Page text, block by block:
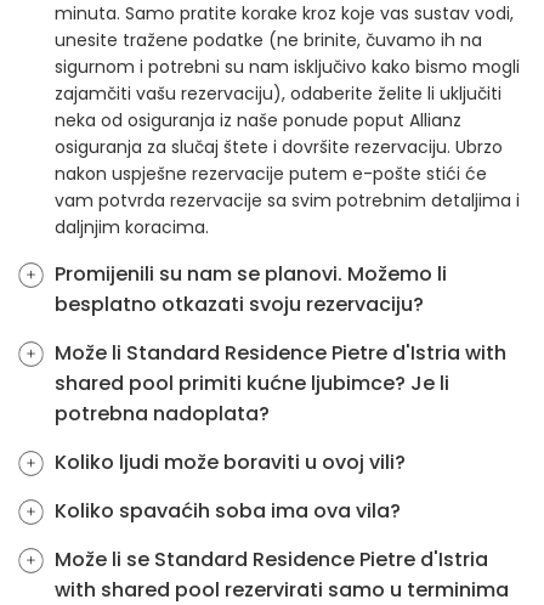
minuta. Samo pratite korake kroz koje vas sustav vodi,
unesite tražene podatke (ne brinite, čuvamo ih na
sigurnom i potrebni su nam isključivo kako bismo mogli
zajamčiti vašu rezervaciju), odaberite želite li uključiti
neka od osiguranja iz naše ponude poput Allianz
osiguranja za slučaj štete i dovršite rezervaciju. Ubrzo
nakon uspješne rezervacije putem e-pošte stići će
vam potvrda rezervacije sa svim potrebnim detaljima i
daljnjim koracima.
Promijenili su nam se planovi. Možemo li
besplatno otkazati svoju rezervaciju?
Može li Standard Residence Pietre d'Istria with
shared pool primiti kućne ljubimce? Je li
potrebna nadoplata?
Koliko ljudi može boraviti u ovoj vili?
Koliko spavaćih soba ima ova vila?
Može li se Standard Residence Pietre d'Istria
with shared pool rezervirati samo u terminima